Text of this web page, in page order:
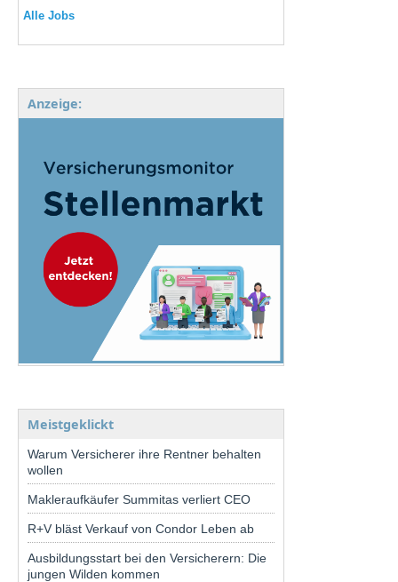
Alle Jobs
Anzeige:
Meistgeklickt
Warum Versicherer ihre Rentner behalten
wollen
Makleraufkäufer Summitas verliert CEO
R+V bläst Verkauf von Condor Leben ab
Ausbildungsstart bei den Versicherern: Die
jungen Wilden kommen